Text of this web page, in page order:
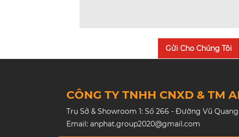
Gửi Cho Chúng Tôi
CÔNG TY TNHH CNXD & TM
Trụ Sở & Showroom 1: Số 266 - Đường Vũ
Email: anphat.group2020@gmail.com